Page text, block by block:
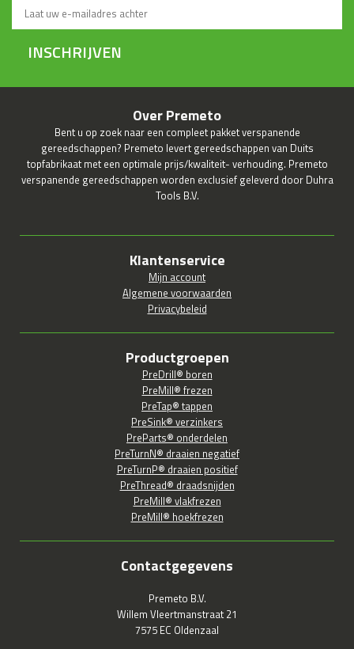
INSCHRIJVEN
Over Premeto
Bent u op zoek naar een compleet pakket verspanende
gereedschappen? Premeto levert gereedschappen van Duits
topfabrikaat met een optimale prijs/kwaliteit- verhouding. Premeto
verspanende gereedschappen worden exclusief geleverd door Duhra
Tools B.V.
Klantenservice
Mijn account
Algemene voorwaarden
Privacybeleid
Productgroepen
PreDrill® boren
PreMill® frezen
PreTap® tappen
PreSink® verzinkers
PreParts® onderdelen
PreTurnN® draaien negatief
PreTurnP® draaien positief
PreThread® draadsnijden
PreMill® vlakfrezen
PreMill® hoekfrezen
Contactgegevens
Premeto B.V.
Willem Vleertmanstraat 21
7575 EC Oldenzaal